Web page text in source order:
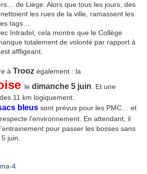
de Liège. Alors que tous les jours, des
les rues de la ville, ramassent les
tags…
Intradel, cela montre que le Collège
totalement de volonté par rapport à
affligeant.
à Trooz également : la
le dimanche 5 juin . Et une
11 km logiquement.
bleus sont prévus pour les PMC… et
respecte l’environnement. En attendant, il
pour passer les bosses sans
juin.